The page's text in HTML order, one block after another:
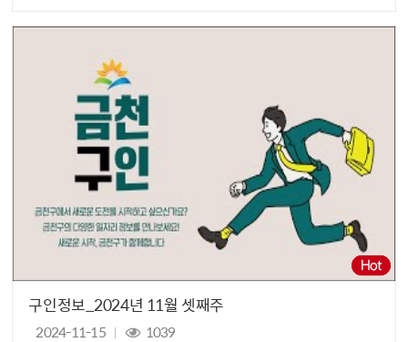
구인정보_2024년 11월 셋째주
2024-11-15 1039